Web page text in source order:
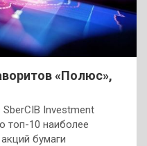
«Полюс»,
Investment
топ-10 наиболее
бумаги